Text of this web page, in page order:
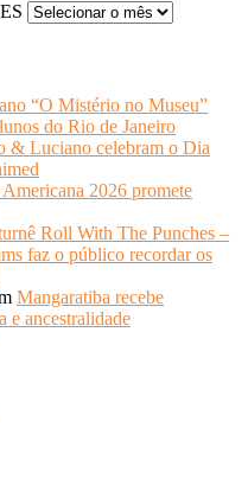
“O Mistério no Museu”
do Rio de Janeiro
& Luciano celebram o Dia
Americana 2026 promete
Roll With The Punches –
faz o público recordar os
Mangaratiba recebe
e ancestralidade